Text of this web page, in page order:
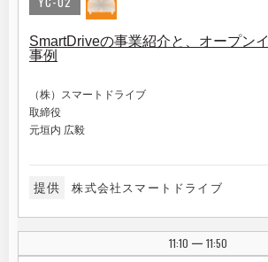
SmartDriveの事業紹介と、オープン
事例
（株）スマートドライブ
取締役
元垣内 広毅
提供 株式会社スマートドライブ
11:10 | 11:50